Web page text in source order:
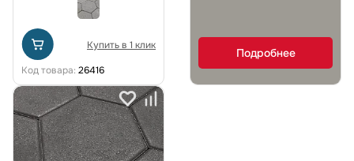
Купить в 1 клик
Код товара: 26416
Подробнее